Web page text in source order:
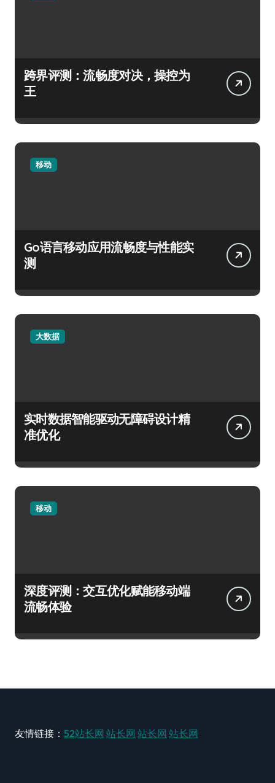
跨界评测：流畅度对决，操控为
王
移动
Go语言移动应用流畅度与性能实
测
大数据
实时数据智能驱动无障碍设计精
准优化
移动
深度评测：交互优化赋能移动端
流畅体验
友情链接： 52站长网 站长网 站长网 站长网